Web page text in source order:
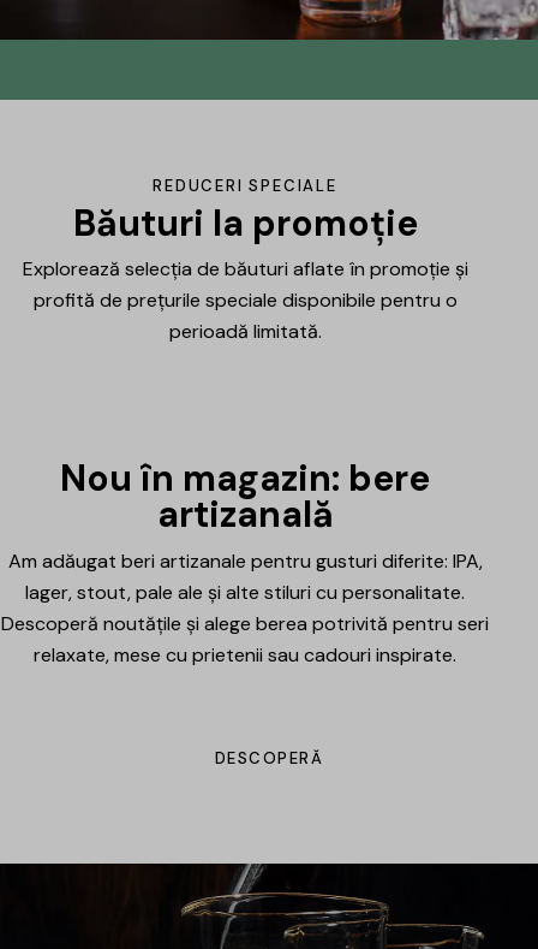
DrinksHub
mulțumire ți-am pregătit un mic cadou.
Află mai multe
REDUCERI SPECIALE
Băuturi la promoție
Explorează selecția de băuturi aflate în promoție și
profită de prețurile speciale disponibile pentru o
perioadă limitată.
Nou în magazin: bere
artizanală
Am adăugat beri artizanale pentru gusturi diferite: IPA,
lager, stout, pale ale și alte stiluri cu personalitate.
Descoperă noutățile și alege berea potrivită pentru seri
relaxate, mese cu prietenii sau cadouri inspirate.
DESCOPERĂ